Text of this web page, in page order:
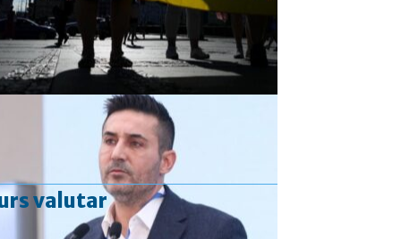
valutar